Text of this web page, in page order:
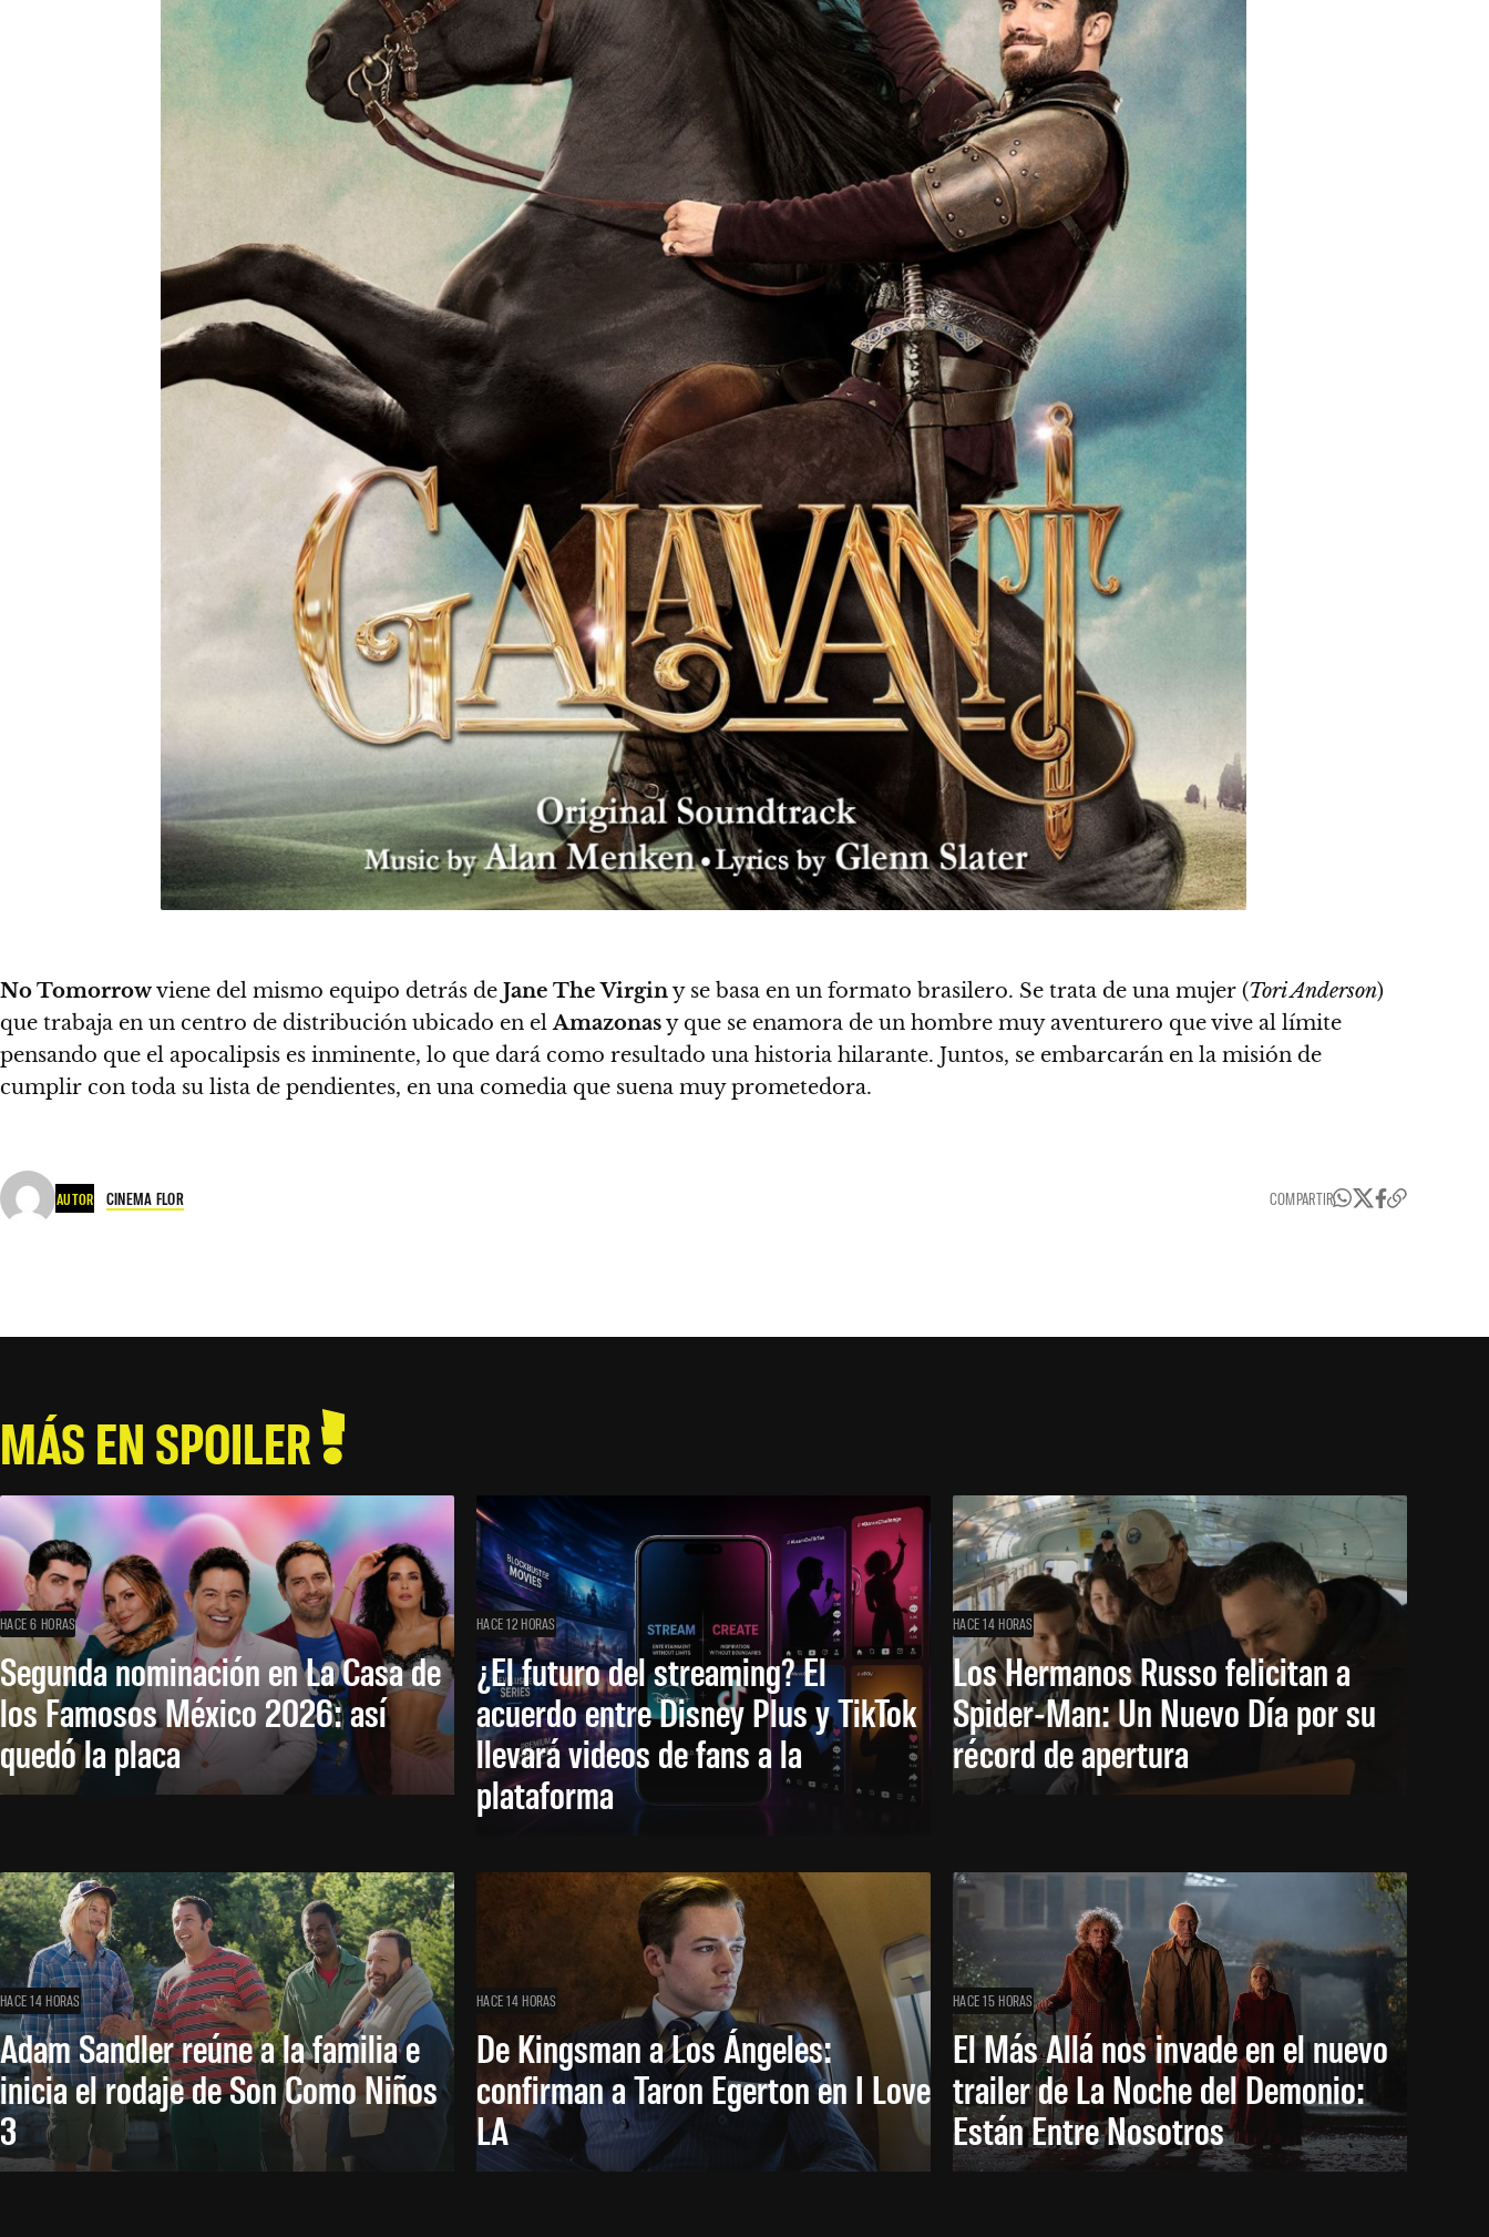
No Tomorrowviene del mismo equipo detrás de Jane The Virginy se basa en un formato brasilero. Se trata de una mujer (Tori Anderson)
que trabaja en un centro de distribución ubicado en elAmazonasy que se enamora de un hombre muy aventurero que vive al límite
pensando que el apocalipsis es inminente, lo que dará como resultado una historia hilarante. Juntos, se embarcarán en la misión de
cumplir con toda su lista de pendientes, en una comedia que suena muy prometedora.
AUTOR CINEMA FLOR COMPARTIR
MÁS EN SPOILER
HACE 6 HORAS
Segunda nominación en La Casa de
los Famosos México 2026: así
quedó la placa
HACE 12 HORAS
¿El futuro del streaming? El
acuerdo entre Disney Plus y TikTok
llevará videos de fans a la
plataforma
HACE 14 HORAS
Los Hermanos Russo felicitan a
Spider-Man: Un Nuevo Día por su
récord de apertura
HACE 14 HORAS
Adam Sandler reúne a la familia e
inicia el rodaje de Son Como Niños
3
HACE 14 HORAS
De Kingsman a Los Ángeles:
confirman a Taron Egerton en I Love
LA
HACE 15 HORAS
El Más Allá nos invade en el nuevo
trailer de La Noche del Demonio:
Están Entre Nosotros